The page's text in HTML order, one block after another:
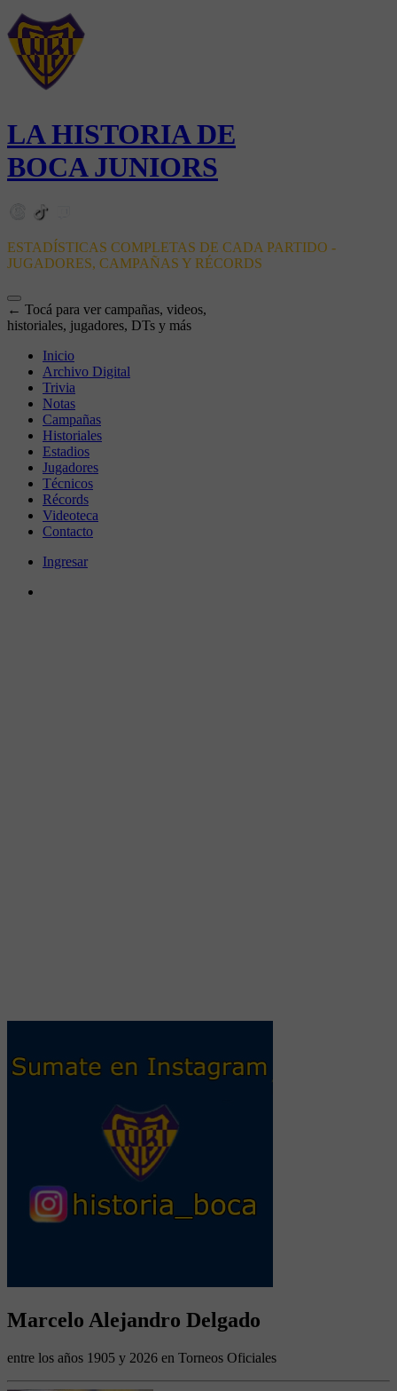
LA HISTORIA DE
BOCA JUNIORS
ESTADÍSTICAS COMPLETAS DE CADA PARTIDO -
JUGADORES, CAMPAÑAS Y RÉCORDS
← Tocá para ver campañas, videos,
historiales, jugadores, DTs y más
Inicio
Archivo Digital
Trivia
Notas
Campañas
Historiales
Estadios
Jugadores
Técnicos
Récords
Videoteca
Contacto
Ingresar
Marcelo Alejandro Delgado
entre los años 1905 y 2026 en Torneos Oficiales